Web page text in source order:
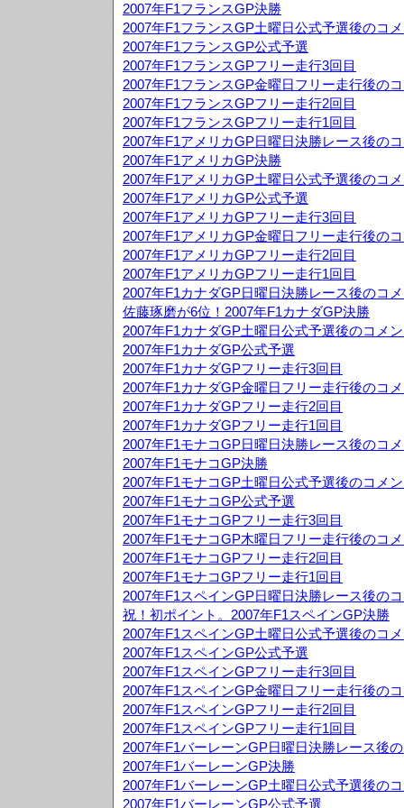
2007年F1フランスGP決勝
2007年F1フランスGP土曜日公式予選後のコ
2007年F1フランスGP公式予選
2007年F1フランスGPフリー走行3回目
2007年F1フランスGP金曜日フリー走行後の
2007年F1フランスGPフリー走行2回目
2007年F1フランスGPフリー走行1回目
2007年F1アメリカGP日曜日決勝レース後の
2007年F1アメリカGP決勝
2007年F1アメリカGP土曜日公式予選後のコ
2007年F1アメリカGP公式予選
2007年F1アメリカGPフリー走行3回目
2007年F1アメリカGP金曜日フリー走行後の
2007年F1アメリカGPフリー走行2回目
2007年F1アメリカGPフリー走行1回目
2007年F1カナダGP日曜日決勝レース後のコ
佐藤琢磨が6位！2007年F1カナダGP決勝
2007年F1カナダGP土曜日公式予選後のコメ
2007年F1カナダGP公式予選
2007年F1カナダGPフリー走行3回目
2007年F1カナダGP金曜日フリー走行後のコ
2007年F1カナダGPフリー走行2回目
2007年F1カナダGPフリー走行1回目
2007年F1モナコGP日曜日決勝レース後のコ
2007年F1モナコGP決勝
2007年F1モナコGP土曜日公式予選後のコメ
2007年F1モナコGP公式予選
2007年F1モナコGPフリー走行3回目
2007年F1モナコGP木曜日フリー走行後のコ
2007年F1モナコGPフリー走行2回目
2007年F1モナコGPフリー走行1回目
2007年F1スペインGP日曜日決勝レース後の
祝！初ポイント。2007年F1スペインGP決勝
2007年F1スペインGP土曜日公式予選後のコ
2007年F1スペインGP公式予選
2007年F1スペインGPフリー走行3回目
2007年F1スペインGP金曜日フリー走行後の
2007年F1スペインGPフリー走行2回目
2007年F1スペインGPフリー走行1回目
2007年F1バーレーンGP日曜日決勝レース後
2007年F1バーレーンGP決勝
2007年F1バーレーンGP土曜日公式予選後の
2007年F1バーレーンGP公式予選